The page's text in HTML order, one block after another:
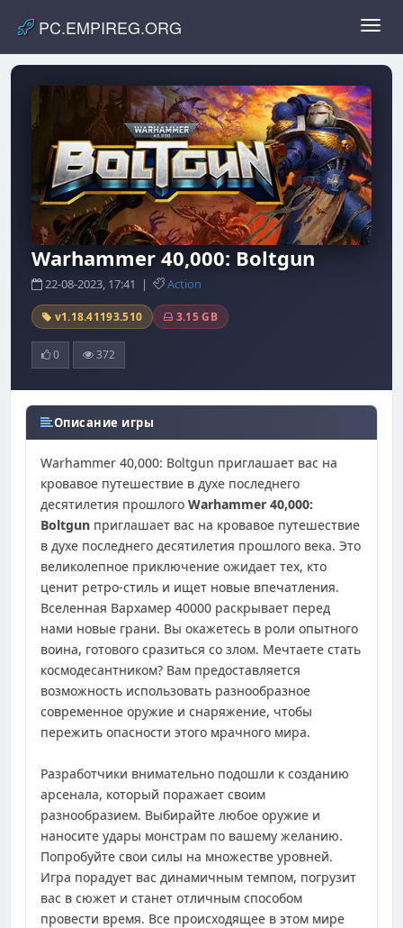
PC.EMPIREG.ORG
Warhammer 40,000: Boltgun
22-08-2023, 17:41 | Action
v1.18.41193.510 3.15 GB
0 372
Описание игры
Warhammer 40,000: Boltgun приглашает вас на
кровавое путешествие в духе последнего
десятилетия прошлого Warhammer 40,000:
Boltgun приглашает вас на кровавое путешествие
в духе последнего десятилетия прошлого века. Это
великолепное приключение ожидает тех, кто
ценит ретро-стиль и ищет новые впечатления.
Вселенная Вархамер 40000 раскрывает перед
нами новые грани. Вы окажетесь в роли опытного
воина, готового сразиться со злом. Мечтаете стать
космодесантником? Вам предоставляется
возможность использовать разнообразное
современное оружие и снаряжение, чтобы
пережить опасности этого мрачного мира.
Разработчики внимательно подошли к созданию
арсенала, который поражает своим
разнообразием. Выбирайте любое оружие и
наносите удары монстрам по вашему желанию.
Попробуйте свои силы на множестве уровней.
Игра порадует вас динамичным темпом, погрузит
вас в сюжет и станет отличным способом
провести время. Все происходящее в этом мире